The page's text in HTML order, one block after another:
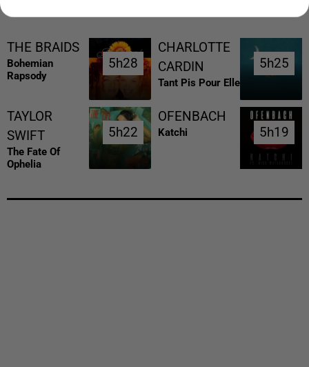
THE BRAIDS
Bohemian
Rapsody
5h28
5h28
CHARLOTTE
CARDIN
Tant Pis Pour Elle
5h25
5h25
TAYLOR
SWIFT
The Fate Of
Ophelia
5h22
5h22
OFENBACH
Katchi 5h19
5h19